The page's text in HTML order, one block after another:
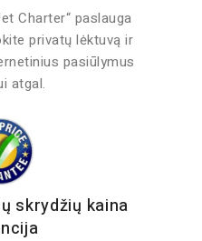
Charter“ paslauga
privatų lėktuvą ir
pasiūlymus
atgal.
skrydžių kaina